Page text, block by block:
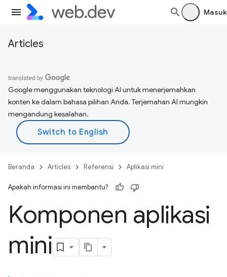
Masuk
Articles
Google menggunakan teknologi AI untuk menerjemahkan
konten ke dalam bahasa pilihan Anda. Terjemahan AI mungkin
mengandung kesalahan.
Beranda Articles Referensi Aplikasi mini
Apakah informasi ini membantu?
Komponen aplikasi
mini